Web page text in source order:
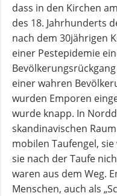
GOTTESDIENSTE
Sommerkirche
ANGEBOTE
Gruppen
und
Kreise
dass in den Kirchen
des 18. Jahrhunderts
nach dem 30jährigen
einer Pestepidemie
einer wahren
wurden Emporen
wurde knapp. In
skandinavischen
mobilen Taufengel,
sie nach der Taufe
waren aus dem Weg.
Menschen, auch als